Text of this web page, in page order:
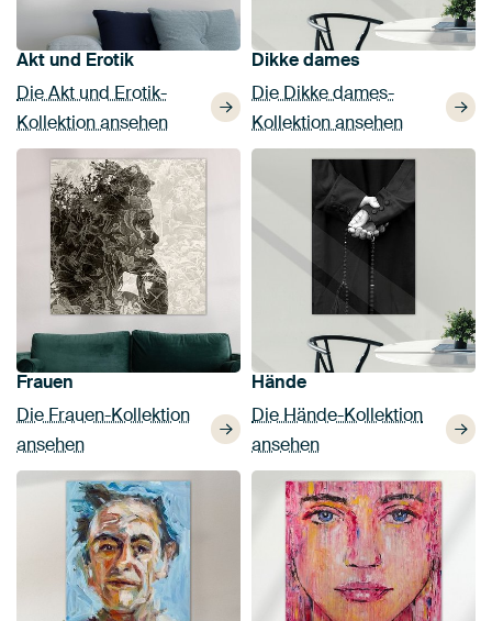
Akt und Erotik
Die Akt und Erotik-
Kollektion ansehen
Dikke dames
Die Dikke dames-
Kollektion ansehen
Frauen
Die Frauen-Kollektion
ansehen
Hände
Die Hände-Kollektion
ansehen